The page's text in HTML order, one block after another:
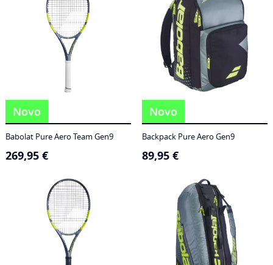
Novo
Babolat Pure Aero Team Gen9
269,95 €
Novo
Backpack Pure Aero Gen9
89,95 €